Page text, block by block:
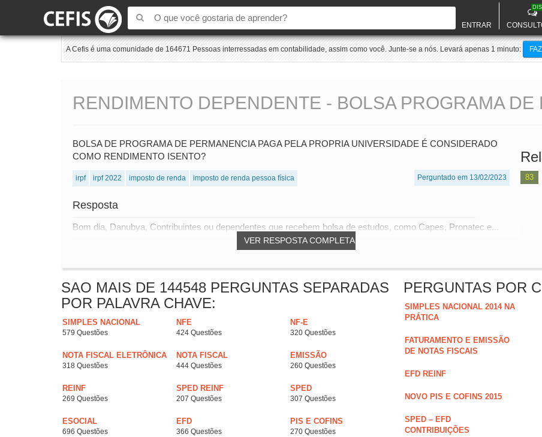
ENTRAR
A Cefis é uma comunidade de 164671 Pessoas interressadas em contabilidade, assim como você. Junte-se a nós. Levará apenas 1 minuto:
RENDIMENTO DEPENDENTE - BOLSA PROGRAMA
BOLSA DE PROGRAMA DE PERMANENCIA PAGA PELA PROPRIA UNIVERSIDADE É CONSIDERADO
COMO RENDIMENTO ISENTO?
irpf irpf 2022 imposto de renda imposto de renda pessoa física Perguntado em 13/02/2023
Resposta
VER RESPOSTA COMPLETA
Bom dia, Danubya, Contribuintes ou dependentes que recebem bolsa de estudos, como Capes, Pronatec e...
83
SAO MAIS DE 144548 PERGUNTAS SEPARADAS
POR PALAVRA CHAVE:
SIMPLES NACIONAL
579 Questões
NFE
424 Questões
NF-E
320 Questões
NOTA FISCAL ELETRÔNICA
318 Questões
NOTA FISCAL
444 Questões
EMISSÃO
260 Questões
REINF
269 Questões
SPED REINF
207 Questões
SPED
307 Questões
ESOCIAL
696 Questões
EFD
366 Questões
PIS E COFINS
270 Questões
PERGUNTAS POR
SIMPLES NACIONAL 2014 NA
PRÁTICA
FATURAMENTO E EMISSÃO
DE NOTAS FISCAIS
EFD REINF
NOVO PIS E COFINS 2015
SPED – EFD
CONTRIBUIÇÕES